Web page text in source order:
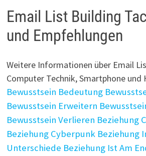
Email List Building
und Empfehlungen
Weitere Informationen über Email
Computer Technik, Smartphone und
Bewusstsein Bedeutung
Bewusstsein Erweitern
Bewusstsein Verlieren Beziehung
Beziehung Cyberpunk Beziehung
Unterschiede Beziehung Ist Am